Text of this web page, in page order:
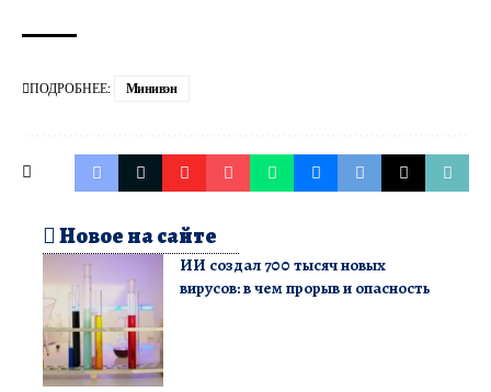
ПОДРОБНЕЕ: Минивэн
Новое на сайте
ИИ создал 700 тысяч новых
вирусов: в чем прорыв и опасность